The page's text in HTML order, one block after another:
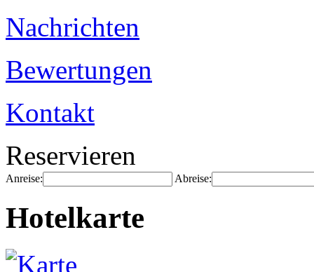
Nachrichten
Bewertungen
Kontakt
Reservieren
Anreise: Abreise:
Hotelkarte